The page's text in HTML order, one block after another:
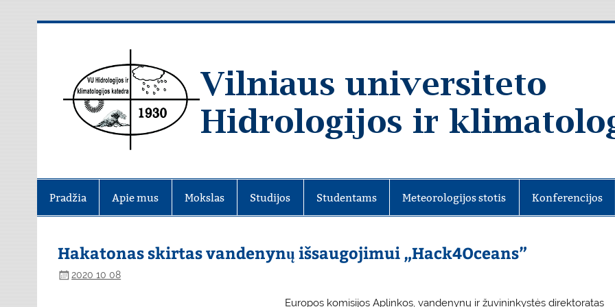
Pradžia Apie mus Mokslas Studijos Studentams Meteorologijos stotis Konferencijos
Hakatonas skirtas vandenynų išsaugojimui „Hack4Oceans”
2020 10 08
Europos komisijos Aplinkos, vandenynų ir žuvininkystės direktoratas